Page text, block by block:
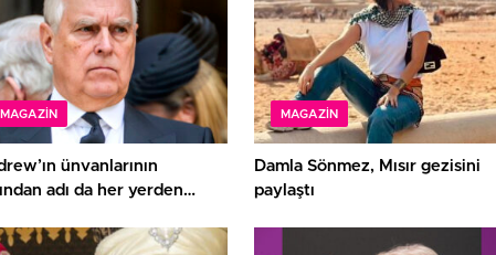
MAGAZIN
ünvanlarının
adı da her yerden
MAGAZIN
Damla Sönmez, Mısır gezisini
paylaştı